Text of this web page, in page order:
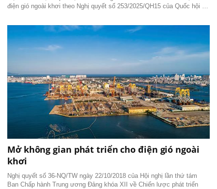
điện gió ngoài khơi theo Nghị quyết số 253/2025/QH15 của Quốc hội về
2030.
Mở không gian phát triển cho điện gió ngoài
khơi
Nghị quyết số 36-NQ/TW ngày 22/10/2018 của Hội nghị lần thứ tám
Ban Chấp hành Trung ương Đảng khóa XII về Chiến lược phát triển